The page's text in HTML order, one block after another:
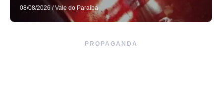
08/08/2026 / Vale do Paraíba
PROPAGANDA